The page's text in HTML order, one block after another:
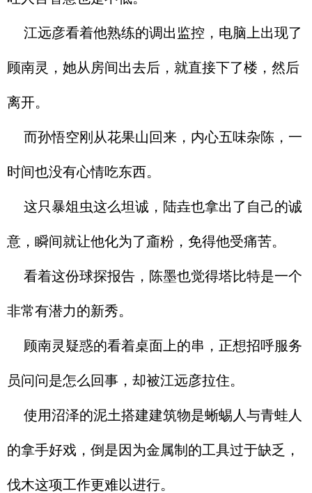
江远彦看着他熟练的调出监控，电脑上出现了
顾南灵，她从房间出去后，就直接下了楼，然后
离开。
而孙悟空刚从花果山回来，内心五味杂陈，一
时间也没有心情吃东西。
这只暴俎虫这么坦诚，陆垚也拿出了自己的诚
意，瞬间就让他化为了齑粉，免得他受痛苦。
看着这份球探报告，陈墨也觉得塔比特是一个
非常有潜力的新秀。
顾南灵疑惑的看着桌面上的串，正想招呼服务
员问问是怎么回事，却被江远彦拉住。
使用沼泽的泥土搭建建筑物是蜥蜴人与青蛙人
的拿手好戏，倒是因为金属制的工具过于缺乏，
伐木这项工作更难以进行。